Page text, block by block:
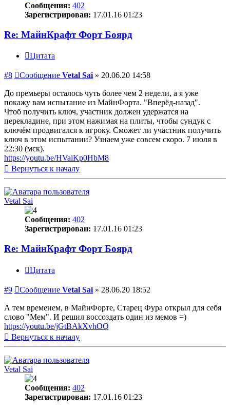
Сообщения: 402
Зарегистрирован: 17.01.16 01:23
Re: МайнКрафт Форт Боярд
Цитата
#8 Сообщение Vetal Sai » 20.06.20 14:58
До премьеры осталось чуть более чем 2 недели, а я уже
покажу вам испытание из МайнФорта. "Вперёд-назад".
Чтоб получить ключ, участник должен удержатся на
перекладине, при этом нажимая на плиты, чтобы сундук с
ключём продвигался к игроку. Сможет ли участник получить
ключ в этом испытании? Узнаем уже совсем скоро. 7 июля в
22:30 (мск).
https://youtu.be/HVaiKp0HbM8
Вернуться к началу
Vetal Sai
Сообщения: 402
Зарегистрирован: 17.01.16 01:23
Re: МайнКрафт Форт Боярд
Цитата
#9 Сообщение Vetal Sai » 28.06.20 18:52
А тем временем, в МайнФорте, Старец Фура открыл для себя
слово "Мем". И решил воссоздать один из мемов =)
https://youtu.be/jGtBAkXvhOQ
Вернуться к началу
Vetal Sai
Сообщения: 402
Зарегистрирован: 17.01.16 01:23